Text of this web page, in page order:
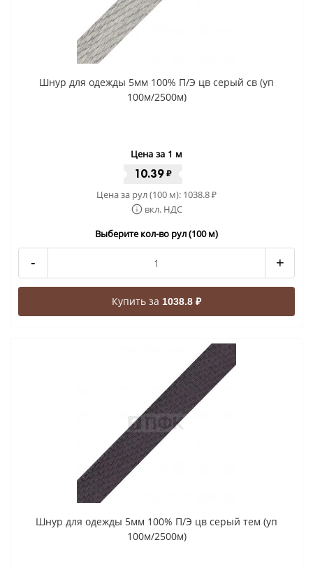
Шнур для одежды 5мм 100% П/Э цв серый св (уп
100м/2500м)
Цена за 1 м
10.39₽
Цена за рул (100 м): 1038.8₽
вкл. НДС
Выберите кол-во рул (100 м)
- +
Купить за 1038.8 ₽
Шнур для одежды 5мм 100% П/Э цв серый тем (уп
100м/2500м)